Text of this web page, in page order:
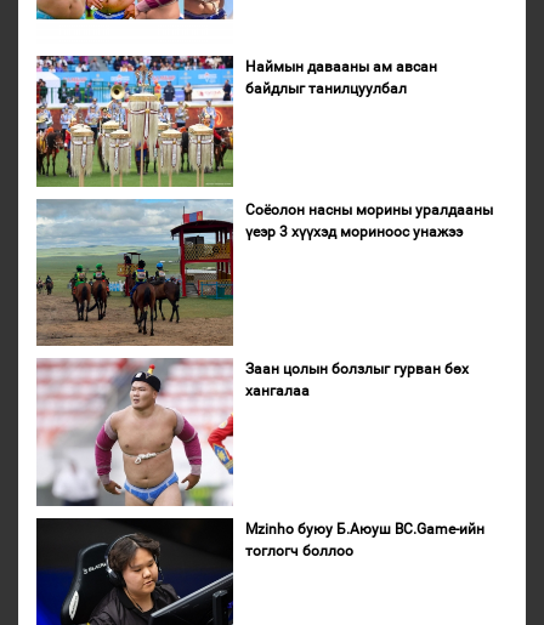
Наймын давааны ам авсан
байдлыг танилцуулбал
Соёолон насны морины уралдааны
үеэр 3 хүүхэд мориноос унажээ
Заан цолын болзлыг гурван бөх
хангалаа
Mzinho буюу Б.Аюуш BC.Game-ийн
тоглогч боллоо